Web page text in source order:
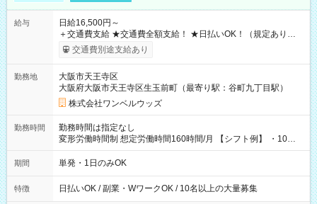
給与
日給16,500円～
＋交通費支給 ★交通費全額支給！ ★日払いOK！（規定あり） ┗
働いたその日に現金GET♪ お仕事後はコンビニATMから 日払
交通費別途支給あり
勤務地
大阪市天王寺区
大阪府大阪市天王寺区生玉前町（最寄り駅：谷町九丁目駅）
株式会社ワンベルウッズ
勤務時間
勤務時間は指定なし
変形労働時間制 想定労働時間160時間/月 【シフト例】 ・10：
00～20：00
期間 単発・1日のみOK
特徴 日払いOK / 副業・WワークOK / 10名以上の大量募集